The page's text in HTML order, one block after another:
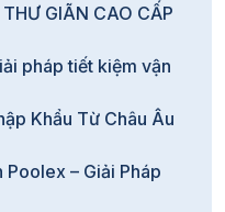
GIÃN CAO CẤP
pháp tiết kiệm vận
Khẩu Từ Châu Âu
– Giải Pháp